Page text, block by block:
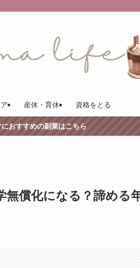
産休・育休 資格をとる
おすすめの副業はこちら
無償化になる？諦める